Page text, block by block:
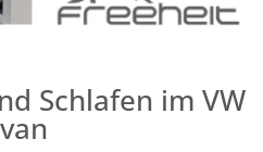
Schlafen im VW